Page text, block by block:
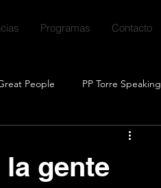
Programas Contacto
People PP Torre Speaking
gente